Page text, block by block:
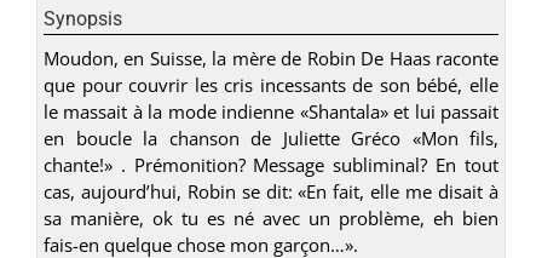
Synopsis
Moudon, en Suisse, la mère de Robin De Haas raconte
que pour couvrir les cris incessants de son bébé, elle
le massait à la mode indienne «Shantala» et lui passait
en boucle la chanson de Juliette Gréco «Mon fils,
chante!» . Prémonition? Message subliminal? En tout
cas, aujourd’hui, Robin se dit: «En fait, elle me disait à
sa manière, ok tu es né avec un problème, eh bien
fais-en quelque chose mon garçon…».